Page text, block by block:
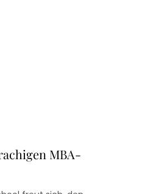
MBA-